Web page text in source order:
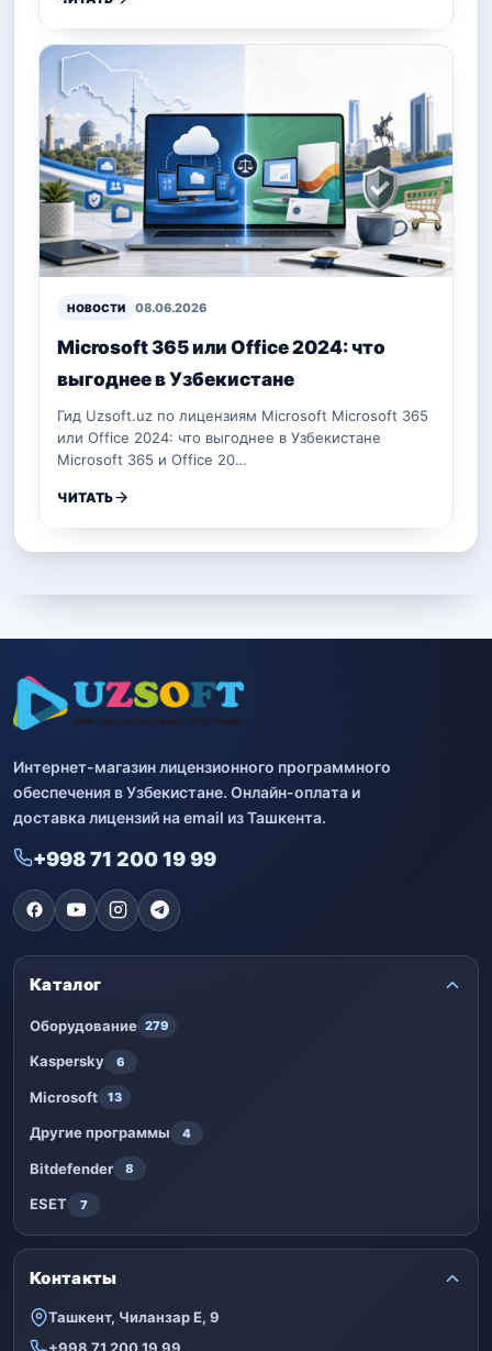
НОВОСТИ 08.06.2026
Microsoft 365 или Office 2024: что
выгоднее в Узбекистане
Гид Uzsoft.uz по лицензиям Microsoft Microsoft 365
или Office 2024: что выгоднее в Узбекистане
Microsoft 365 и Office 20…
ЧИТАТЬ
Интернет-магазин лицензионного программного
обеспечения в Узбекистане. Онлайн-оплата и
доставка лицензий на email из Ташкента.
+998 71 200 19 99
Каталог
Оборудование 279
Kaspersky 6
Microsoft 13
Другие программы 4
Bitdefender 8
ESET 7
Контакты
Ташкент, Чиланзар Е, 9
+998 71 200 19 99